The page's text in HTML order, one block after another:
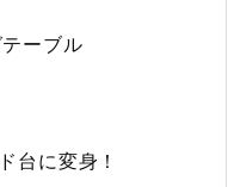
ーブル
台に変身！